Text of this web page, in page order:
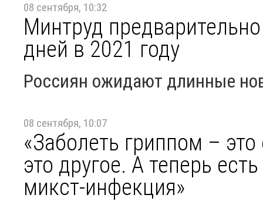
08 сентября, 10:32
Минтруд
дней в 2021 году
Россиян ожидают длинные
08 сентября, 10:07
«Заболеть гриппом –
это другое. А теперь
микст-инфекция»